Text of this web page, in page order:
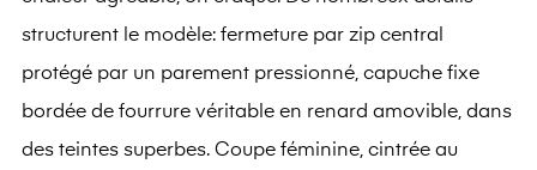
structurent le modèle: fermeture par zip central
protégé par un parement pressionné, capuche fixe
bordée de fourrure véritable en renard amovible, dans
des teintes superbes. Coupe féminine, cintrée au